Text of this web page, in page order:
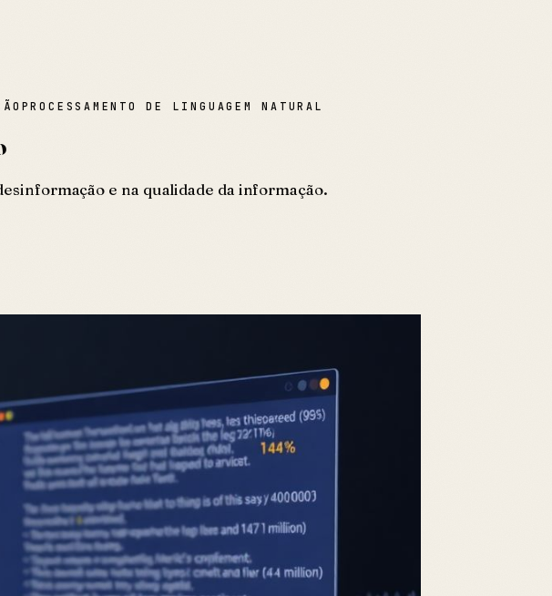
PROCESSAMENTO DE LINGUAGEM NATURAL
e na qualidade da informação.